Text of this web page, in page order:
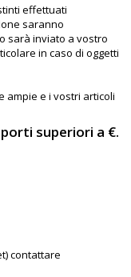
effettuati
saranno
sarà inviato a vostro
in caso di oggetti
ampie e i vostri articoli
superiori a €.
contattare